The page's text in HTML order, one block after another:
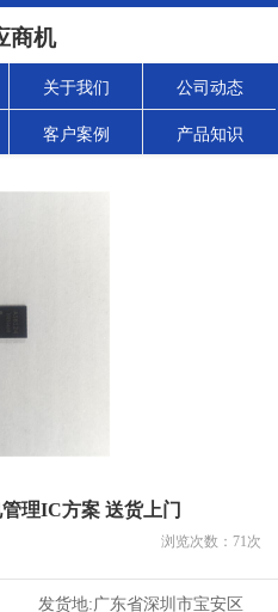
商机
关于我们 公司动态
客户案例 产品知识
理IC方案 送货上门
浏览次数： 71次
发货地:广东省深圳市宝安区